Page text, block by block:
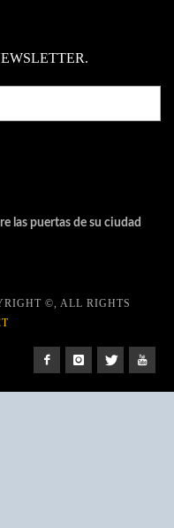
las puertas de su ciudad
©, ALL RIGHTS